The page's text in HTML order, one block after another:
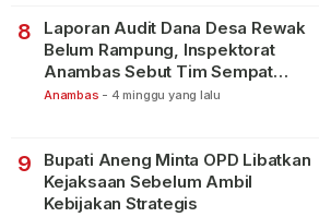
8
Laporan Audit Dana Desa Rewak
Belum Rampung, Inspektorat
Anambas Sebut Tim Sempat
Terbagi Tangani Kasus Lain
Anambas - 4 minggu yang lalu
9
Bupati Aneng Minta OPD Libatkan
Kejaksaan Sebelum Ambil
Kebijakan Strategis